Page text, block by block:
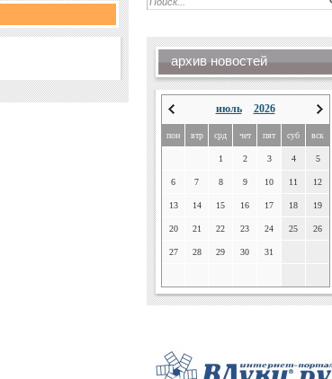
архив новостей
июль 2026
пон втр срд чет пят суб вск
1 2 3 4 5
6 7 8 9 10 11 12
13 14 15 16 17 18 19
20 21 22 23 24 25 26
27 28 29 30 31